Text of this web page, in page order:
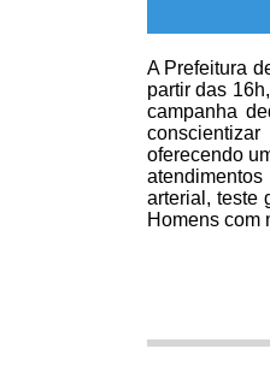
A Prefeitura
partir das
campanha
oferecendo
arterial, teste
Homens com